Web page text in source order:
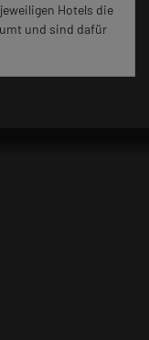
Hotels die
und sind dafür